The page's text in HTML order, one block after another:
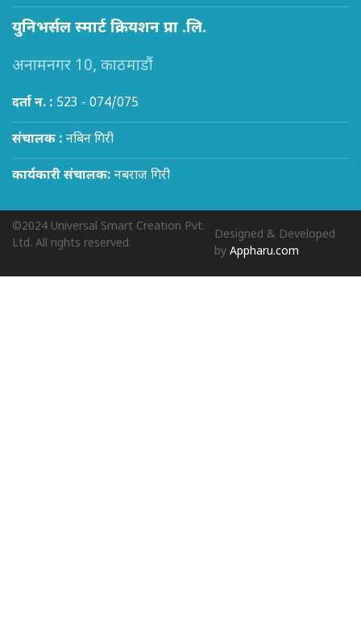
युनिभर्सल स्मार्ट क्रियशन प्रा .लि.
अनामनगर 10, काठमाडौं
दर्ता न. : 523 - 074/075
संचालक : नबिन गिरी
कार्यकारी संचालक: नबराज गिरी
©2024 Universal Smart Creation Pvt.
Ltd. All rights reserved.
Designed & Developed
byAppharu.com